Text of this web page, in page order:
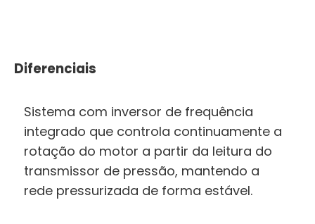
Diferenciais
Sistema com inversor de frequência
integrado que controla continuamente a
rotação do motor a partir da leitura do
transmissor de pressão, mantendo a
rede pressurizada de forma estável.